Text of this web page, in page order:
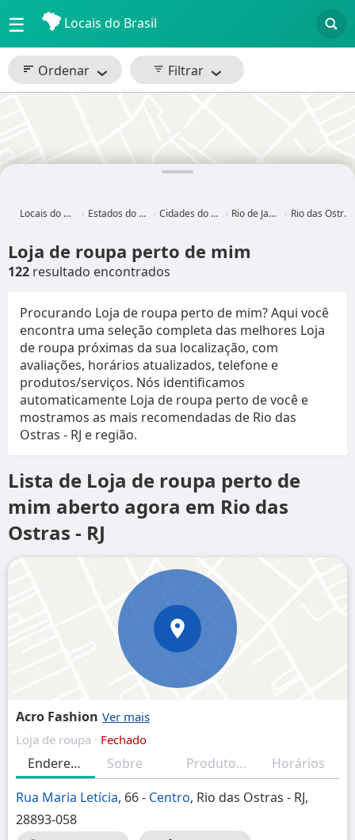
☰ Locais do Brasil
Ordenar Filtrar
Locais do Brasil Estados do Brasil Cidades do Brasil Rio de Janeiro Rio das Ostras - RJ
Loja de roupa perto de mim
122 resultado encontrados
Procurando Loja de roupa perto de mim? Aqui você
encontra uma seleção completa das melhores Loja
de roupa próximas da sua localização, com
avaliações, horários atualizados, telefone e
produtos/serviços. Nós identificamos
automaticamente Loja de roupa perto de você e
mostramos as mais recomendadas de Rio das
Ostras - RJ e região.
Lista de Loja de roupa perto de
mim aberto agora em Rio das
Ostras - RJ
Acro Fashion
Loja de roupa · Fechado
Endereço Sobre Produtos/Serviços
Horários
Rua Maria Letícia, 66 - Centro, Rio das Ostras - RJ,
28893-058